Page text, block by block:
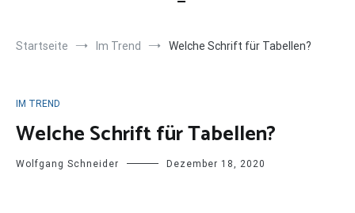
Startseite Im Trend Welche Schrift für Tabellen?
IM TREND
Welche Schrift für Tabellen?
Wolfgang Schneider Dezember 18, 2020